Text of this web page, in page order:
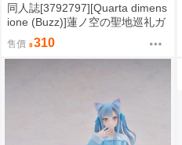
同人誌[3792797][Quarta dimens
ione (Buzz)]蓮ノ空の聖地巡礼ガ
イドvre.2 (蓮之空女學院學園偶
像俱樂部)
售價 310